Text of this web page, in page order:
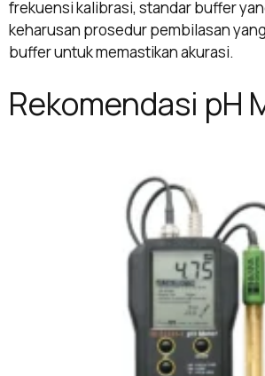
frekuensi kalibrasi, standar buffer
keharusan prosedur pembilasan
buffer untuk memastikan akurasi.
Rekomendasi pH